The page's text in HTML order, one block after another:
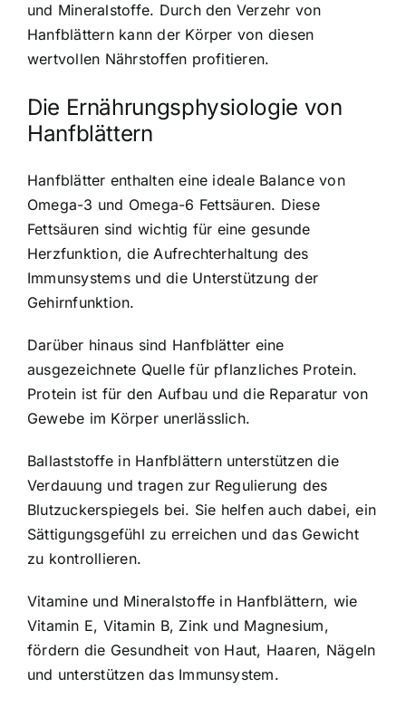
und Mineralstoffe. Durch den Verzehr von
Hanfblättern kann der Körper von diesen
wertvollen Nährstoffen profitieren.
Die Ernährungsphysiologie von
Hanfblättern
Hanfblätter enthalten eine ideale Balance von
Omega-3 und Omega-6 Fettsäuren. Diese
Fettsäuren sind wichtig für eine gesunde
Herzfunktion, die Aufrechterhaltung des
Immunsystems und die Unterstützung der
Gehirnfunktion.
Darüber hinaus sind Hanfblätter eine
ausgezeichnete Quelle für pflanzliches Protein.
Protein ist für den Aufbau und die Reparatur von
Gewebe im Körper unerlässlich.
Ballaststoffe in Hanfblättern unterstützen die
Verdauung und tragen zur Regulierung des
Blutzuckerspiegels bei. Sie helfen auch dabei, ein
Sättigungsgefühl zu erreichen und das Gewicht
zu kontrollieren.
Vitamine und Mineralstoffe in Hanfblättern, wie
Vitamin E, Vitamin B, Zink und Magnesium,
fördern die Gesundheit von Haut, Haaren, Nägeln
und unterstützen das Immunsystem.